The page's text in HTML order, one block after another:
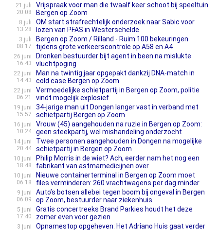
21 juli
20:08
Vrijspraak voor man die twaalf keer schoot bij speeltuin
Bergen op Zoom
8 juli
13:28
OM start strafrechtelijk onderzoek naar Sabic voor
lozen van PFAS in Westerschelde
3 juli
08:17
Bergen op Zoom / Rilland - Ruim 100 bekeuringen
tijdens grote verkeerscontrole op A58 en A4
26 juni
16:43
Dronken bestuurder bijt agent in been na mislukte
vluchtpoging
22 juni
14:43
Man na twintig jaar opgepakt dankzij DNA-match in
cold case Bergen op Zoom
22 juni
06:21
Vermoedelijke schietpartij in Bergen op Zoom, politie
vindt mogelijk explosief
19 juni
15:57
34-jarige man uit Dongen langer vast in verband met
schietpartij Bergen op Zoom
16 juni
10:24
Vrouw (45) aangehouden na ruzie in Bergen op Zoom:
geen steekpartij, wel mishandeling onderzocht
14 juni
20:44
Twee personen aangehouden in Dongen na mogelijke
schietpartij in Bergen op Zoom
10 juni
18:48
Philip Morris in de wiet? Ach, eerder nam het nog een
fabrikant van astmamedicijnen over
10 juni
06:18
Nieuwe containerterminal in Bergen op Zoom moet
files verminderen: 260 vrachtwagens per dag minder
9 juni
06:09
Auto’s botsen allebei tegen boom bij ongeval in Bergen
op Zoom, bestuurder naar ziekenhuis
5 juni
17:40
Gratis concertreeks Brand Parkies houdt het deze
zomer even voor gezien
3 juni Opnamestop opgeheven: Het Adriano Huis gaat verder